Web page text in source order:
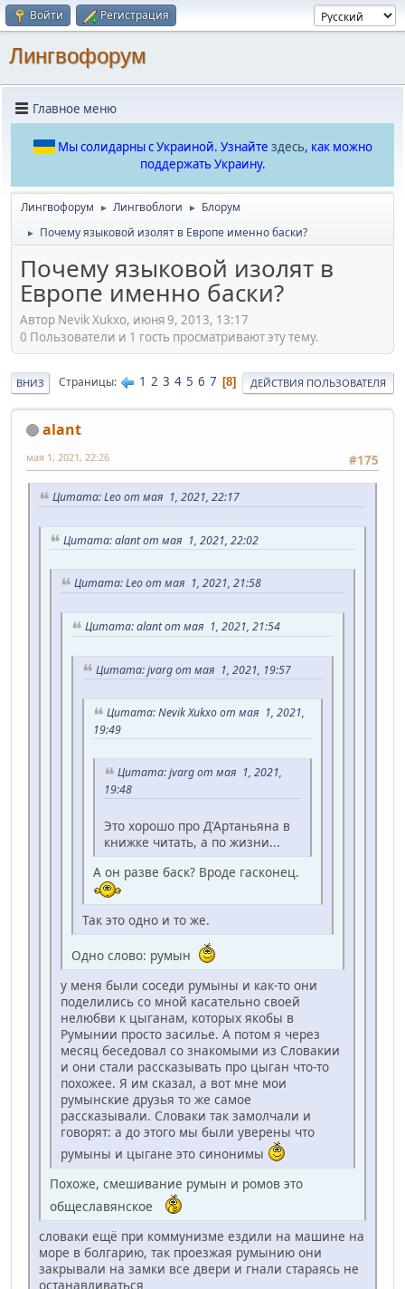
Войти Регистрация
Лингвофорум
Главное меню
Мы солидарны с Украиной. Узнайте здесь, как можно
поддержать Украину.
Лингвофорум ► Лингвоблоги ► Блорум
► Почему языковой изолят в Европе именно баски?
Почему языковой изолят в
Европе именно баски?
Автор Nevik Xukxo, июня 9, 2013, 13:17
0 Пользователи и 1 гость просматривают эту тему.
ВНИЗ Страницы 1 2 3 4 5 6 7 8 ДЕЙСТВИЯ ПОЛЬЗОВАТЕЛЯ
alant
#175
мая 1, 2021, 22:26
Цитата: Leo от мая 1, 2021, 22:17
Цитата: alant от мая 1, 2021, 22:02
Цитата: Leo от мая 1, 2021, 21:58
Цитата: alant от мая 1, 2021, 21:54
Цитата: jvarg от мая 1, 2021, 19:57
Цитата: Nevik Xukxo от мая 1, 2021,
19:49
Цитата: jvarg от мая 1, 2021,
19:48
Это хорошо про Д'Артаньяна в
книжке читать, а по жизни...
А он разве баск? Вроде гасконец.
Так это одно и то же.
Одно слово: румын
у меня были соседи румыны и как-то они
поделились со мной касательно своей
нелюбви к цыганам, которых якобы в
Румынии просто засилье. А потом я через
месяц беседовал со знакомыми из Словакии
и они стали рассказывать про цыган что-то
похожее. Я им сказал, а вот мне мои
румынские друзья то же самое
рассказывали. Словаки так замолчали и
говорят: а до этого мы были уверены что
румыны и цыгане это синонимы
Похоже, смешивание румын и ромов это
общеславянское
словаки ещё при коммунизме ездили на машине на
море в болгарию, так проезжая румынию они
закрывали на замки все двери и гнали стараясь не
останавливаться